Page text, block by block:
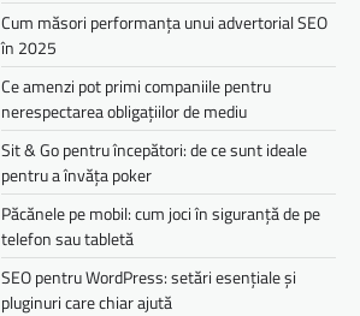
Cum măsori performanța unui advertorial SEO
în 2025
Ce amenzi pot primi companiile pentru
nerespectarea obligațiilor de mediu­­
Sit & Go pentru începători: de ce sunt ideale
pentru a învăța poker
Păcănele pe mobil: cum joci în siguranță de pe
telefon sau tabletă
SEO pentru WordPress: setări esențiale și
pluginuri care chiar ajută